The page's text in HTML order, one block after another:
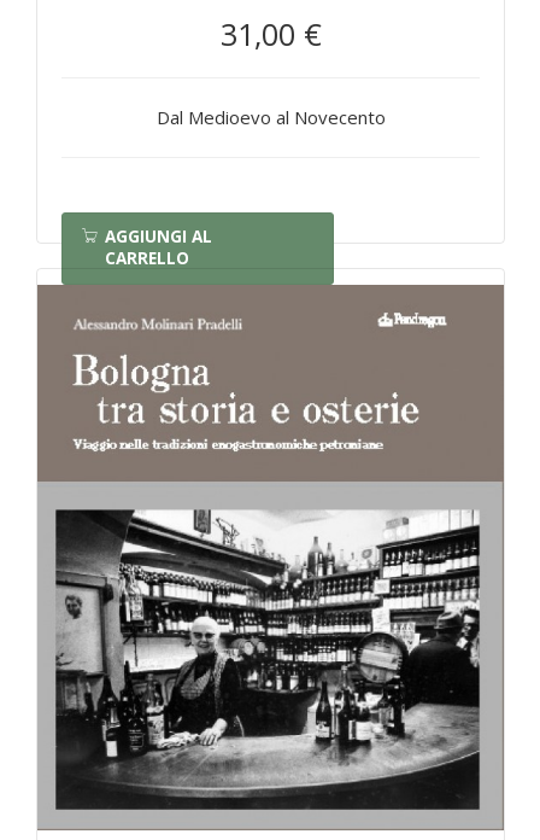
31,00 €
Dal Medioevo al Novecento
AGGIUNGI AL
CARRELLO